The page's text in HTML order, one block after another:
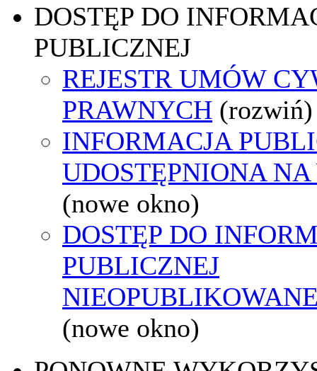
DOSTĘP DO
PUBLICZNEJ
REJESTR UMÓW
PRAWNYCH (rozwiń)
INFORMACJA
UDOSTĘPNIONA
(nowe okno)
DOSTĘP DO
PUBLICZNEJ
(nowe okno)